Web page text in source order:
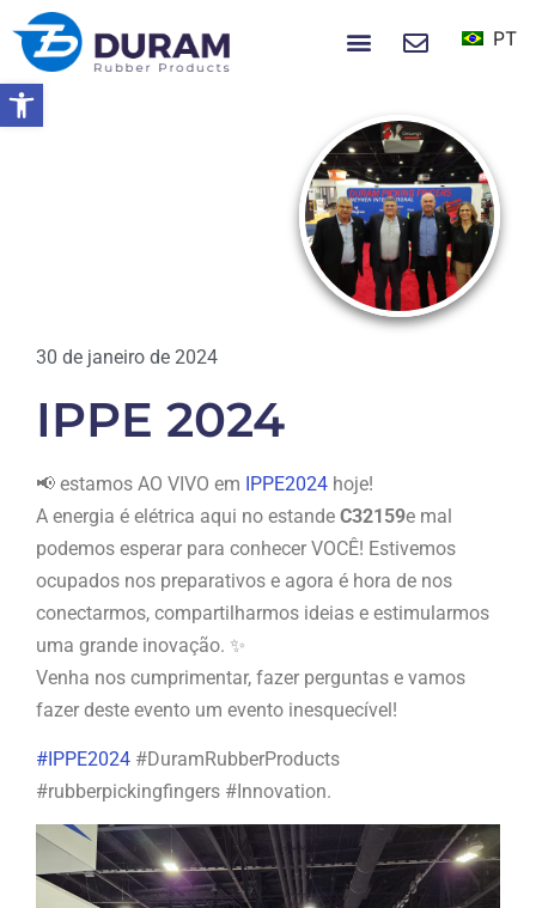
Abrir a barra de ferramentas
PT
30 de janeiro de 2024
IPPE 2024
📢 estamos AO VIVO em IPPE2024 hoje!
A energia é elétrica aqui no estande C32159e mal
podemos esperar para conhecer VOCÊ! Estivemos
ocupados nos preparativos e agora é hora de nos
conectarmos, compartilharmos ideias e estimularmos
uma grande inovação. ✨
Venha nos cumprimentar, fazer perguntas e vamos
fazer deste evento um evento inesquecível!
#IPPE2024 #DuramRubberProducts
#rubberpickingfingers #Innovation.